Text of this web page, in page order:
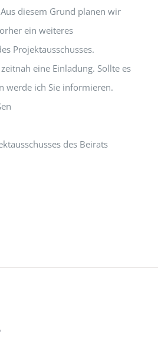
diesem Grund planen wir
ein weiteres
Projektausschusses.
eine Einladung. Sollte es
werde ich Sie informieren.
des Beirats